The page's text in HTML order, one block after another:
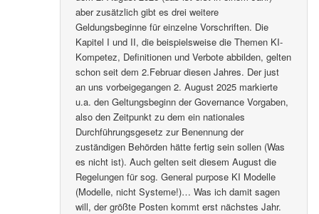
aber zusätzlich gibt es drei weitere
Geldungsbeginne für einzelne Vorschriften. Die
Kapitel I und II, die beispielsweise die Themen KI-
Kompetez, Definitionen und Verbote abbilden, gelten
schon seit dem 2.Februar diesen Jahres. Der just
an uns vorbeigegangen 2. August 2025 markierte
u.a. den Geltungsbeginn der Governance Vorgaben,
also den Zeitpunkt zu dem ein nationales
Durchführungsgesetz zur Benennung der
zuständigen Behörden hätte fertig sein sollen (Was
es nicht ist). Auch gelten seit diesem August die
Regelungen für sog. General purpose KI Modelle
(Modelle, nicht Systeme!)… Was ich damit sagen
will, der größte Posten kommt erst nächstes Jahr.